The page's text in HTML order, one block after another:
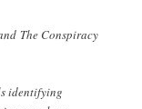
The Conspiracy
identifying